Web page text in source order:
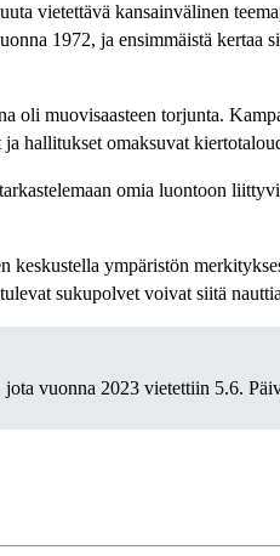
vietettävä kansainvälinen
1972, ja ensimmäistä
oli muovisaasteen torjunta.
hallitukset omaksuvat
omia luontoon
ympäristön
sukupolvet voivat siitä
vuonna 2023 vietettiin 5.6.